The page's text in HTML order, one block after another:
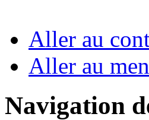
Aller au
Aller au
Navigation